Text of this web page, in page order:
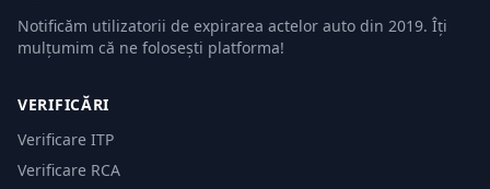
Notificăm utilizatorii de expirarea actelor auto din 2019. Îți
mulțumim că ne folosești platforma!
VERIFICĂRI
Verificare ITP
Verificare RCA